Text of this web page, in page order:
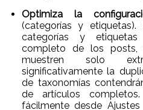
Optimiza la
(categorías y
categorías y
completo de los posts,
muestren solo
significativamente la
de taxonomías
de artículos
fácilmente desde